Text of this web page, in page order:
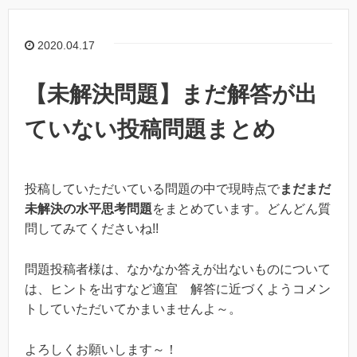
2020.04.17
【未解決問題】まだ解答が出
ていない投稿問題まとめ
投稿していただいている問題の中で現時点でまだまだ
未解決の水平思考問題をまとめています。どんどん質
問してみてくださいね!!
問題投稿者様は、なかなか答えが出ないものについて
は、ヒントを出すなど適宜 解答に近づくようコメン
トしていただいてかまいませんよ～。
よろしくお願いします～！